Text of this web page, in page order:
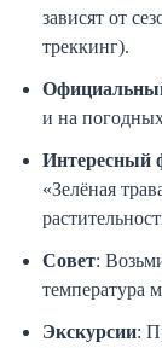
зависят от
треккинг).
и на
Интересный
«Зелёная
Совет:
температура
Экскурсии: